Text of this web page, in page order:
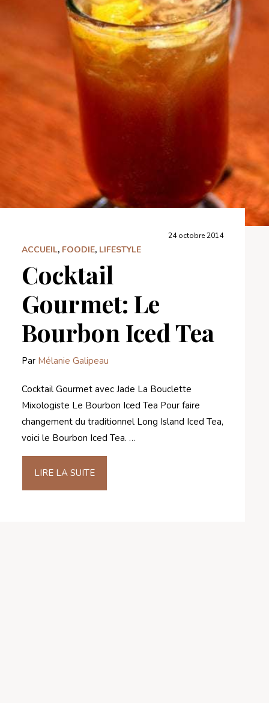
24 octobre 2014
ACCUEIL, FOODIE, LIFESTYLE
Cocktail
Gourmet: Le
Bourbon Iced Tea
Par Mélanie Galipeau
Cocktail Gourmet avec Jade La Bouclette
Mixologiste Le Bourbon Iced Tea Pour faire
changement du traditionnel Long Island Iced Tea,
voici le Bourbon Iced Tea. …
LIRE LA SUITE